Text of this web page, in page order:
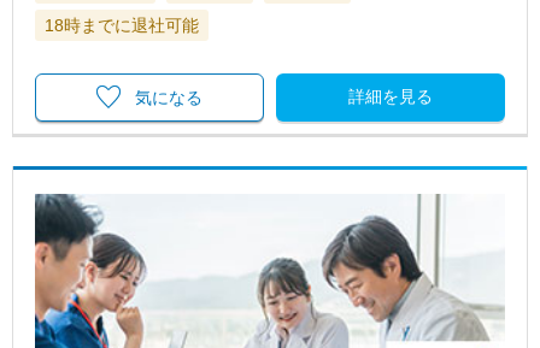
18時までに退社可能
詳細を見る
気になる